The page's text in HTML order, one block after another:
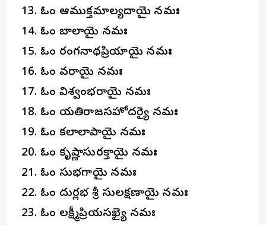
ఓం ఆముక్తమాల్యదాయై నమః
ఓం బాలాయై నమః
ఓం రంగనాథప్రియాయై నమః
ఓం వరాయై నమః
ఓం విశ్వంభరాయై నమః
ఓం యతిరాజసహోదర్యై నమః
ఓం కలాలాపాయై నమః
ఓం కృష్ణాసురక్తాయై నమః
ఓం సుభగాయై నమః
ఓం దుర్లభ శ్రీ సులక్షణాయై నమః
ఓం లక్ష్మీప్రియసఖ్యై నమః